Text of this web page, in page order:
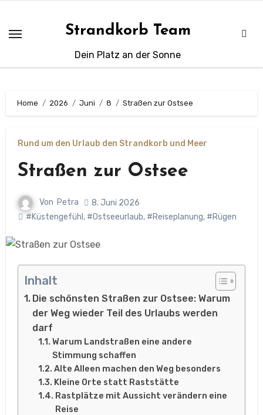
springen
Strandkorb Team
Dein Platz an der Sonne
Home 2026 Juni 8 Straßen zur Ostsee
Rund um den Urlaub den Strandkorb und Meer
Straßen zur Ostsee
Von Petra
8. Juni 2026
#Küstengefühl , #Ostseeurlaub, #Reiseplanung, #Rügen
Inhalt
Die schönsten Straßen zur Ostsee: Warum
der Weg wieder Teil des Urlaubs werden
darf
Warum Landstraßen eine andere
Stimmung schaffen
Alte Alleen machen den Weg besonders
Kleine Orte statt Raststätte
Rastplätze mit Aussicht verändern eine
Reise